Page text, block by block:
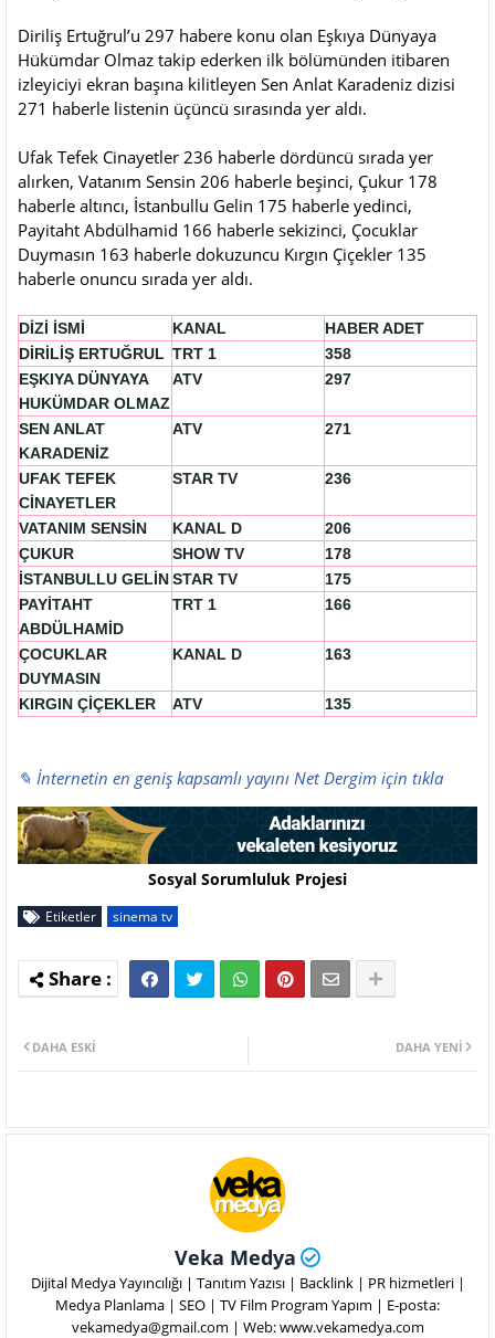
Diriliş Ertuğrul’u 297 habere konu olan Eşkıya Dünyaya
Hükümdar Olmaz takip ederken ilk bölümünden itibaren
izleyiciyi ekran başına kilitleyen Sen Anlat Karadeniz dizisi
271 haberle listenin üçüncü sırasında yer aldı.
Ufak Tefek Cinayetler 236 haberle dördüncü sırada yer
alırken, Vatanım Sensin 206 haberle beşinci, Çukur 178
haberle altıncı, İstanbullu Gelin 175 haberle yedinci,
Payitaht Abdülhamid 166 haberle sekizinci, Çocuklar
Duymasın 163 haberle dokuzuncu Kırgın Çiçekler 135
haberle onuncu sırada yer aldı.
DİZİ İSMİ KANAL
HABER ADET
DİRİLİŞ ERTUĞRUL TRT 1
358
EŞKIYA DÜNYAYA
HUKÜMDAR OLMAZ
ATV 297
SEN ANLAT
KARADENİZ
ATV 271
UFAK TEFEK
CİNAYETLER
STAR TV 236
VATANIM SENSİN KANAL D
206
ÇUKUR
SHOW TV
178
İSTANBULLU GELİNSTAR TV
175
PAYİTAHT
ABDÜLHAMİD
TRT 1 166
ÇOCUKLAR
DUYMASIN
KANAL D 163
KIRGIN ÇİÇEKLER ATV 135
✎ İnternetin en geniş kapsamlı yayını Net Dergim için tıkla
Sosyal Sorumluluk Projesi
Etiketler sinema tv
DAHA YENI
DAHA ESKI
Veka Medya
Dijital Medya Yayıncılığı | Tanıtım Yazısı | Backlink | PR hizmetleri |
Medya Planlama | SEO | TV Film Program Yapım | E-posta:
vekamedya@gmail.com | Web: www.vekamedya.com